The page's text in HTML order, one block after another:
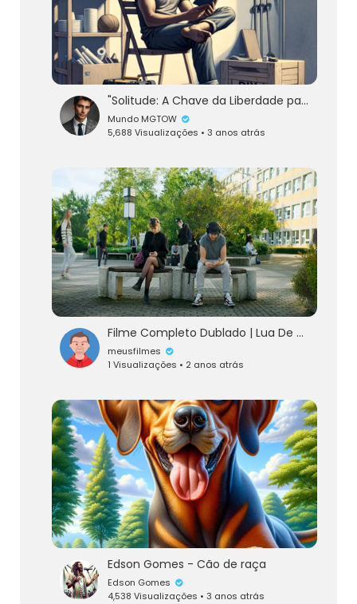
"Solitude: A Chave da Liberdade para o Homem MGTOW"
Mundo MGTOW
5,688 Visualizações • 3 anos atrás
Filme Completo Dublado | Lua De Sangue 2023 | Assista Agora!
meusfilmes
1 Visualizações • 2 anos atrás
Edson Gomes - Cão de raça
Edson Gomes
4,538 Visualizações • 3 anos atrás